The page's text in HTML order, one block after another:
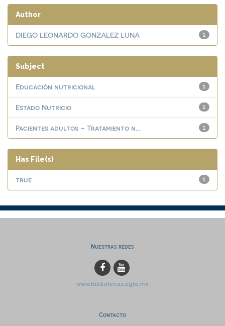
Author
1
DIEGO LEONARDO GONZALEZ LUNA
Subject
1
Educación nutricional
1
Estado Nutricio
1
Pacientes adultos – Tratamiento n...
Has File(s)
1
true
Nuestras redes
www.bibliotecas.ugto.mx
Contacto